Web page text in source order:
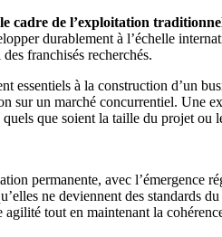
cadre de l’exploitation
durablement à l’échelle
franchisés recherchés.
essentiels à la construction d’un
sur un marché concurrentiel. Une
que soient la taille du projet ou
permanente, avec l’émergence
ne deviennent des standards
agilité tout en maintenant la